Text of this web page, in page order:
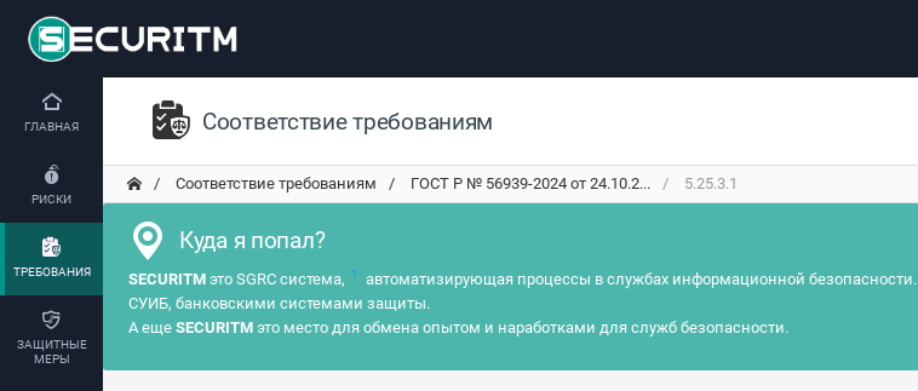
ГЛАВНАЯ
РИСКИ
ТРЕБОВАНИЯ
ЗАЩИТНЫЕ
МЕРЫ
Соответствие требованиям
Соответствие требованиям ГОСТ Р № 56939-2024 от 24.10.2... 5.25.3.1
Куда я попал?
SECURITM это SGRC система, ? автоматизирующая процессы в службах информационной безопасности.
СУИБ, банковскими системами защиты.
А еще SECURITM это место для обмена опытом и наработками для служб безопасности.